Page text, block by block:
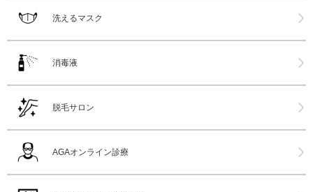
洗えるマスク
消毒液
脱毛サロン
AGAオンライン診療